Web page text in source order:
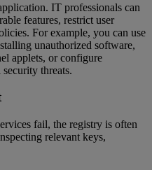
IT professionals can
features, restrict user
For example, you can use
unauthorized software,
applets, or configure
threats.
fail, the registry is often
relevant keys,